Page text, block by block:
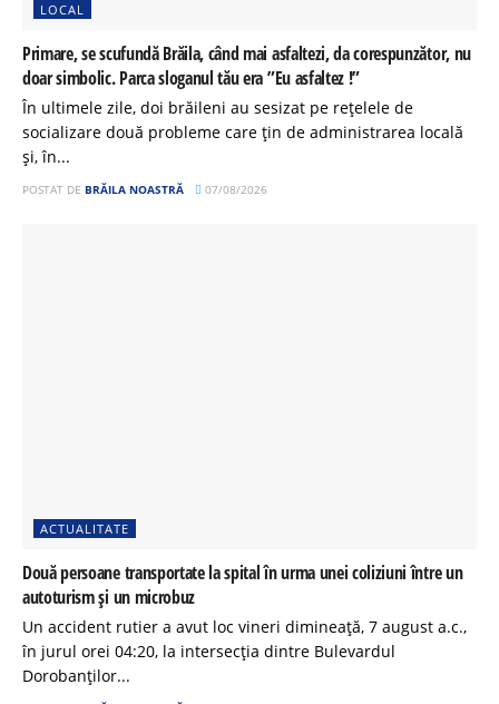
LOCAL
Primare, se scufundă Brăila, când mai asfaltezi, da corespunzător, nu
doar simbolic. Parca sloganul tău era ”Eu asfaltez !”
În ultimele zile, doi brăileni au sesizat pe rețelele de
socializare două probleme care țin de administrarea locală
și, în...
POSTAT DE BRĂILA NOASTRĂ 07/08/2026
ACTUALITATE
Două persoane transportate la spital în urma unei coliziuni între un
autoturism și un microbuz
Un accident rutier a avut loc vineri dimineață, 7 august a.c.,
în jurul orei 04:20, la intersecția dintre Bulevardul
Dorobanților...